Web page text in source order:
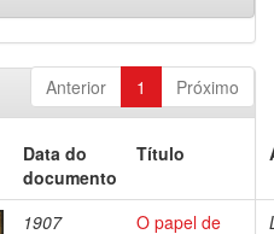
Anterior 1 Próximo
Data do
documento
Título
1907
O papel de